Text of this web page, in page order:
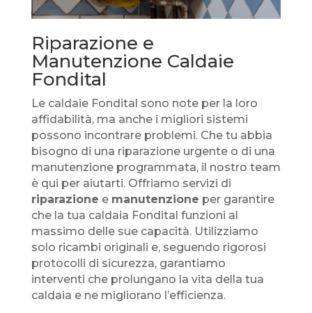
Riparazione e
Manutenzione Caldaie
Fondital
Le caldaie Fondital sono note per la loro
affidabilità, ma anche i migliori sistemi
possono incontrare problemi. Che tu abbia
bisogno di una riparazione urgente o di una
manutenzione programmata, il nostro team
è qui per aiutarti. Offriamo servizi di
riparazione e manutenzione per garantire
che la tua caldaia Fondital funzioni al
massimo delle sue capacità. Utilizziamo
solo ricambi originali e, seguendo rigorosi
protocolli di sicurezza, garantiamo
interventi che prolungano la vita della tua
caldaia e ne migliorano l’efficienza.